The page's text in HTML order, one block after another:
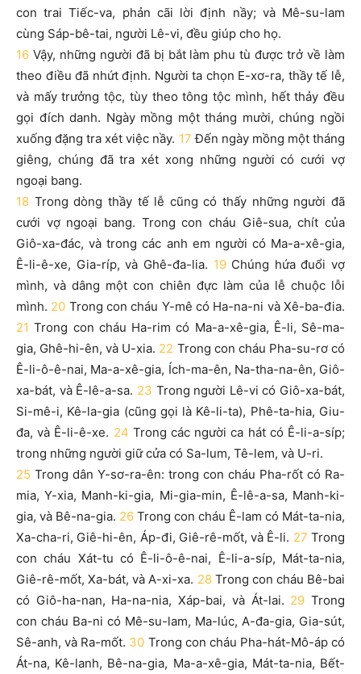
con trai Tiếc-va, phản cãi lời định nầy; và Mê-su-lam
cùng Sáp-bê-tai, người Lê-vi, đều giúp cho họ.
16 Vậy, những người đã bị bắt làm phu tù được trở về làm
theo điều đã nhứt định. Người ta chọn E-xơ-ra, thầy tế lễ,
và mấy trưởng tộc, tùy theo tông tộc mình, hết thảy đều
gọi đích danh. Ngày mồng một tháng mười, chúng ngồi
xuống đặng tra xét việc nầy. 17Đến ngày mồng một tháng
giêng, chúng đã tra xét xong những người có cưới vợ
ngoại bang.
18 Trong dòng thầy tế lễ cũng có thấy những người đã
cưới vợ ngoại bang. Trong con cháu Giê-sua, chít của
Giô-xa-đác, và trong các anh em người có Ma-a-xê-gia,
Ê-li-ê-xe, Gia-ríp, và Ghê-đa-lia. 19 Chúng hứa đuổi vợ
mình, và dâng một con chiên đực làm của lễ chuộc lỗi
mình. 20 Trong con cháu Y-mê có Ha-na-ni và Xê-ba-đia.
21Trong con cháu Ha-rim có Ma-a-xê-gia, Ê-li, Sê-ma-
gia, Ghê-hi-ên, và U-xia. 22 Trong con cháu Pha-su-rơ có
Ê-li-ô-ê-nai, Ma-a-xê-gia, Ích-ma-ên, Na-tha-na-ên, Giô-
xa-bát, và Ê-lê-a-sa. 23 Trong người Lê-vi có Giô-xa-bát,
Si-mê-i, Kê-la-gia (cũng gọi là Kê-li-ta), Phê-ta-hia, Giu-
đa, và Ê-li-ê-xe. 24 Trong các người ca hát có Ê-li-a-síp;
trong những người giữ cửa có Sa-lum, Tê-lem, và U-ri.
25 Trong dân Y-sơ-ra-ên: trong con cháu Pha-rốt có Ra-
mia, Y-xia, Manh-ki-gia, Mi-gia-min, Ê-lê-a-sa, Manh-ki-
gia, và Bê-na-gia. 26 Trong con cháu Ê-lam có Mát-ta-nia,
Xa-cha-ri, Giê-hi-ên, Áp-đi, Giê-rê-mốt, và Ê-li. 27Trong
con cháu Xát-tu có Ê-li-ô-ê-nai, Ê-li-a-síp, Mát-ta-nia,
Giê-rê-mốt, Xa-bát, và A-xi-xa. 28 Trong con cháu Bê-bai
có Giô-ha-nan, Ha-na-nia, Xáp-bai, và Át-lai. 29Trong
con cháu Ba-ni có Mê-su-lam, Ma-lúc, A-đa-gia, Gia-sút,
Sê-anh, và Ra-mốt. 30 Trong con cháu Pha-hát-Mô-áp có
Át-na, Kê-lanh, Bê-na-gia, Ma-a-xê-gia, Mát-ta-nia, Bết-